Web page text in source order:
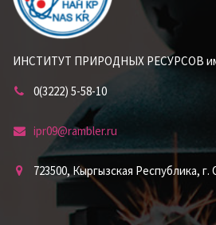
ИНСТИТУТ ПРИРОДНЫХ РЕСУРСОВ
0(3222) 5-58-10
ipr09@rambler.ru
723500, Кыргызская Республика,